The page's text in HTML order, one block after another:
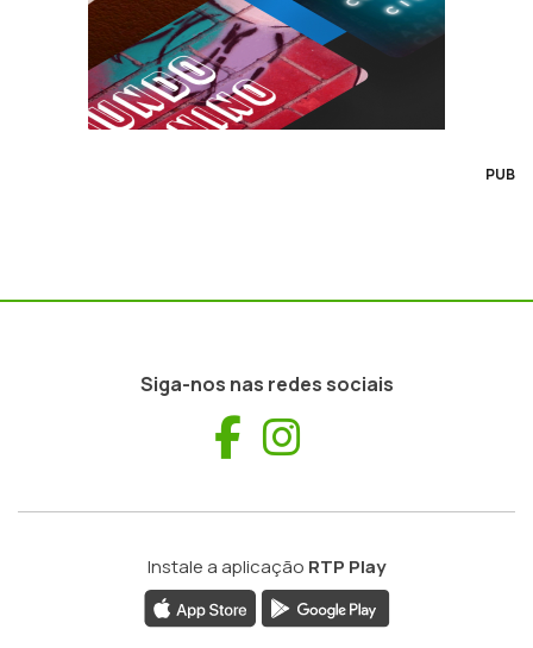
PUB
Siga-nos nas redes sociais
Facebook
Instale a aplicação RTP Play